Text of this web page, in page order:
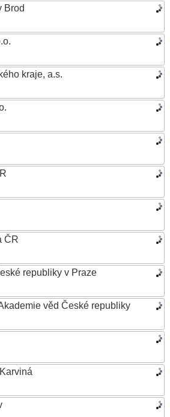
Brod
kraje, a.s.
ČR
republiky v Praze
věd České republiky